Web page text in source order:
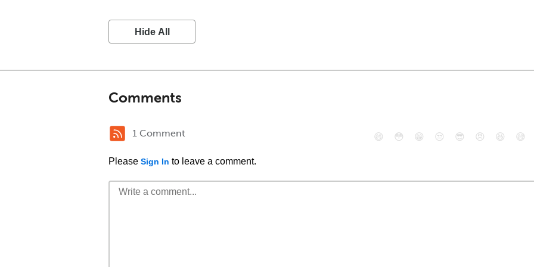
Hide All
Comments
1 Comment
Please Sign In to leave a comment.
😄 😳 😁 😒 😎 😠 😆 😅